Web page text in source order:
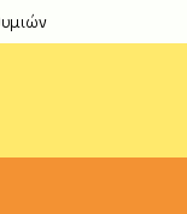
από τους